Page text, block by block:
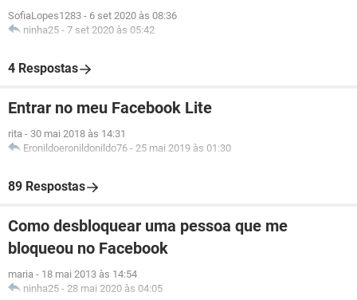
SofiaLopes1283 - 6 set 2020 às 08:36
ninha25 - 7 set 2020 às 05:42
4 Respostas
Entrar no meu Facebook Lite
rita - 30 mai 2018 às 14:31
Eronildoeronildonildo76 - 25 mai 2019 às 01:30
89 Respostas
Como desbloquear uma pessoa que me
bloqueou no Facebook
maria - 18 mai 2013 às 14:54
ninha25 - 28 mai 2020 às 04:05